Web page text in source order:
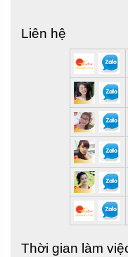
Liên hệ
Thời gian làm